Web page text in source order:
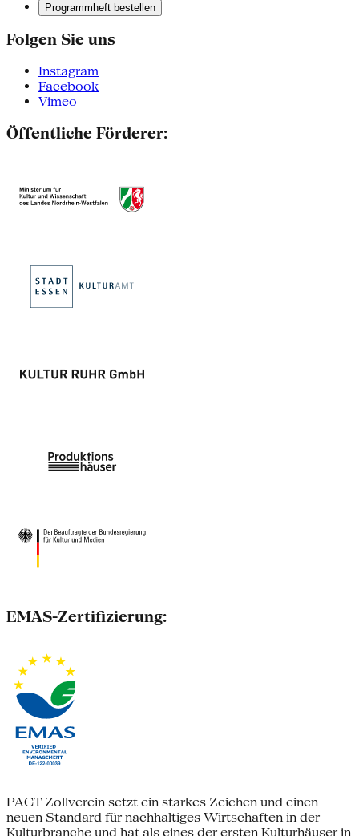
Programmheft bestellen
Folgen Sie uns
Instagram
Facebook
Vimeo
Öffentliche Förderer:
EMAS-Zertifizierung:
PACT Zollverein setzt ein starkes Zeichen und einen
neuen Standard für nachhaltiges Wirtschaften in der
Kulturbranche und hat als eines der ersten Kulturhäuser in